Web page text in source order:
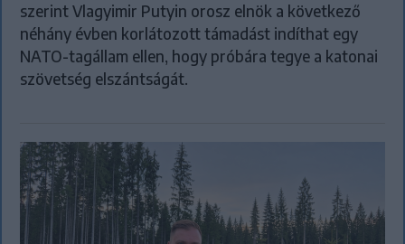
szerint Vlagyimir Putyin orosz elnök a következő
néhány évben korlátozott támadást indíthat egy
NATO-tagállam ellen, hogy próbára tegye a katonai
szövetség elszántságát.